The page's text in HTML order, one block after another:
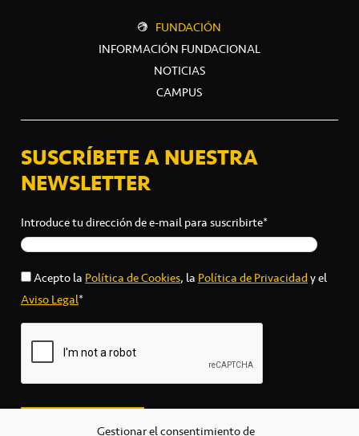
Gestionar el consentimiento de
FUNDACIÓN
INFORMACIÓN FUNDACIONAL
NOTICIAS
CAMPUS
SUSCRÍBETE A NUESTRA
NEWSLETTER
Introduce tu dirección de e-mail para suscribirte*
Acepto laPolítica de Cookies, laPolítica de Privacidady el
Aviso Legal*